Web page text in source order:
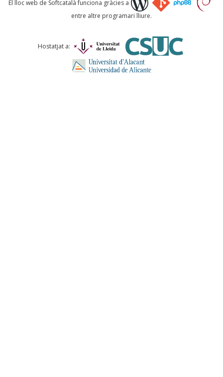
Comentari *
El lloc web de Softcatalà funciona gràcies a
entre altre programari lliure.
Hostatjat a: